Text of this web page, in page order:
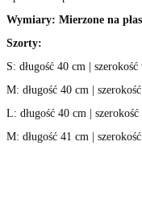
Wymiary: Mierzone na
Szorty:
S: długość 40 cm |
M: długość 40 cm |
L: długość 40 cm |
M: długość 41 cm |